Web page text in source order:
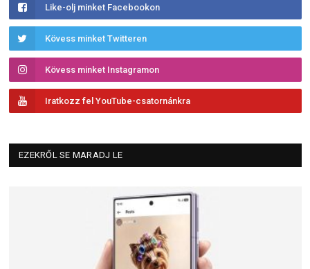
Like-olj minket Facebookon
Kövess minket Twitteren
Kövess minket Instagramon
Iratkozz fel YouTube-csatornánkra
EZEKRŐL SE MARADJ LE